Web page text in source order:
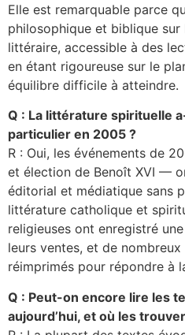
Elle est remarquable parce
philosophique et biblique sur
littéraire, accessible à des
en étant rigoureuse sur le
équilibre difficile à atteindre.
Q : La littérature spirituelle
particulier en 2005 ?
R : Oui, les événements de
et élection de Benoît XVI —
éditorial et médiatique sans
littérature catholique et
religieuses ont enregistré
leurs ventes, et de
réimprimés pour répondre à
Q : Peut-on encore lire les
aujourd’hui, et où les